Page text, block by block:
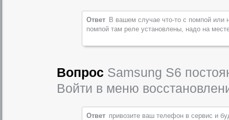
Ответ В вашем случае что-то с помпой или
помпой там реле установлены, надо на
Вопрос Samsung S6
Войти в меню
Ответ привозите ваш телефон в сервис и